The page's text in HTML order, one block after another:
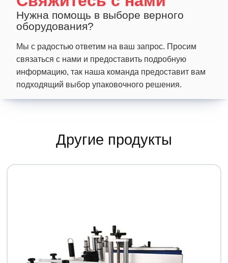
Нужна помощь в выборе верного
оборудования?
Мы с радостью ответим на ваш запрос. Просим
связаться с нами и предоставить подробную
информацию, так наша команда предоставит вам
подходящий выбор упаковочного решения.
Другие продукты